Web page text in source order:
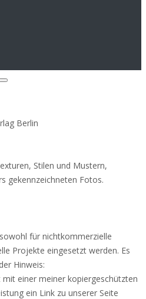
Berlin
Stilen und Mustern,
gekennzeichneten Fotos.
für nichtkommerzielle
Projekte eingesetzt werden. Es
Hinweis:
einer meiner kopiergeschützten
ein Link zu unserer Seite